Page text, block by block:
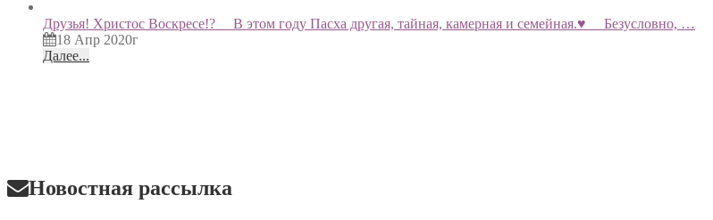
Друзья! Христос Воскресе!? ⠀ В этом году Пасха другая, тайная, камерная и семейная.♥️ ⠀ Безусловно, …
18 Апр 2020г
Далее...
Новостная рассылка